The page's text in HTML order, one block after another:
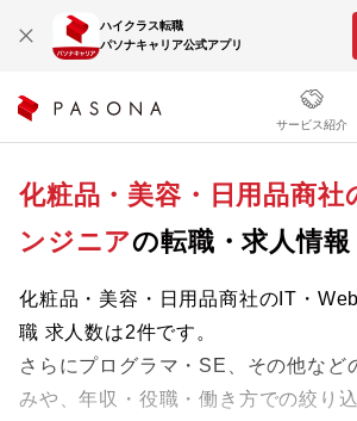
ハイクラス転職
パソナキャリア公式アプリ
サービス紹介
化粧品・美容・日用品商社
ンジニアの転職・求人情報
化粧品・美容・日用品商社のIT・
職 求人数は2件です。
さらにプログラマ・SE、その他など
みや、年収・役職・働き方での絞り